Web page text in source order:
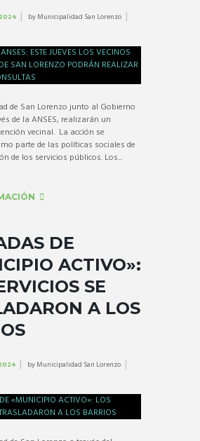
byMunicipalidad San Lorenzo
de San Lorenzo junto al Gobierno
de la ANSES, realizarán un
vecinal. La acción se
parte de las políticas sociales de
de los servicios públicos. Los...
DE
ACTIVO»:
SE
A LOS
byMunicipalidad San Lorenzo